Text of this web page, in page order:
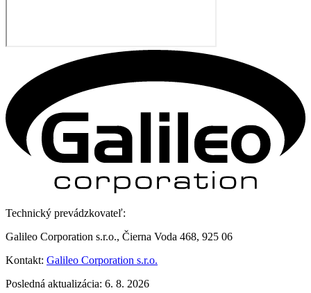
Technický prevádzkovateľ:
Galileo Corporation s.r.o., Čierna Voda 468, 925 06
Kontakt: Galileo Corporation s.r.o.
Posledná aktualizácia: 6. 8. 2026